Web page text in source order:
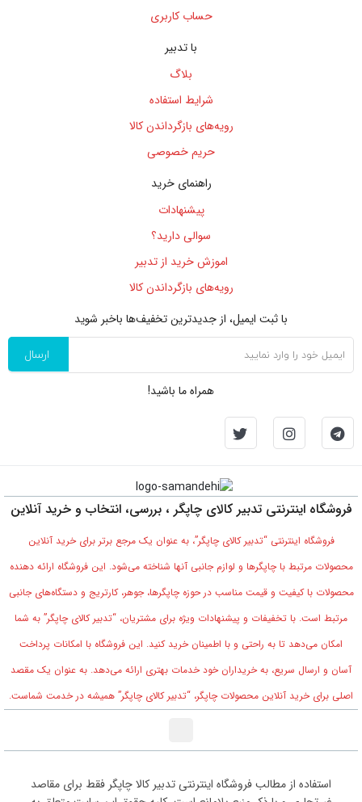
حساب کاربری
با تدبیر
بلاگ
شرایط استفاده
رویه‌های بازگرداندن کالا
حریم خصوصی
راهنمای خرید
پیشنهادات
سوالی دارید؟
اموزش خرید از تدبیر
رویه‌های بازگرداندن کالا
با ثبت ایمیل، از جدید‌ترین تخفیف‌ها با‌خبر شوید
ارسال
همراه ما باشید!
فروشگاه اینترنتی تدبیر کالای چاپگر ، بررسی، انتخاب و خرید آنلاین
فروشگاه اینترنتی “تدبیر کالای چاپگر”، به عنوان یک مرجع برتر برای خرید آنلاین
محصولات مرتبط با چاپگرها و لوازم جانبی آنها شناخته می‌شود. این فروشگاه ارائه دهنده
محصولات با کیفیت و قیمت مناسب در حوزه چاپگرها، جوهر، کارتریج و دستگاه‌های جانبی
مرتبط است. با تخفیفات و پیشنهادات ویژه برای مشتریان، “تدبیر کالای چاپگر” به شما
امکان می‌دهد تا به راحتی و با اطمینان خرید کنید. این فروشگاه با امکانات پرداخت
آسان و ارسال سریع، به خریداران خود خدمات بهتری ارائه می‌دهد. به عنوان یک مقصد
اصلی برای خرید آنلاین محصولات چاپگر، “تدبیر کالای چاپگر” همیشه در خدمت شماست.
استفاده از مطالب فروشگاه اینترنتی تدبیر کالا چاپگر فقط برای مقاصد